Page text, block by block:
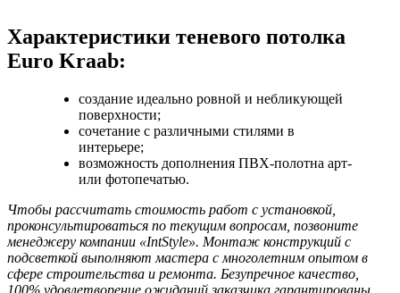
Характеристики теневого потолка
Euro Kraab:
создание идеально ровной и небликующей
поверхности;
сочетание с различными стилями в
интерьере;
возможность дополнения ПВХ-полотна арт-
или фотопечатью.
Чтобы рассчитать стоимость работ с установкой,
проконсультироваться по текущим вопросам, позвоните
менеджеру компании «IntStyle». Монтаж конструкций с
подсветкой выполняют мастера с многолетним опытом в
сфере строительства и ремонта. Безупречное качество,
100% удовлетворение ожиданий заказчика гарантированы.